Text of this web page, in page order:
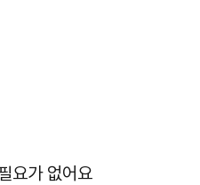
요가 없어요